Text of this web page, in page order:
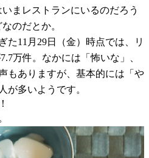
まレストランにいるのだろう
のだとか。
た11月29日（金）時点では、リ
万件。なかには「怖いな」、
もありますが、基本的には「や
が多いようです。